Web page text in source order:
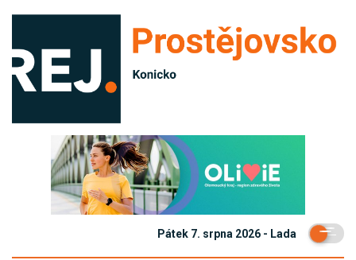
Pátek 7. srpna 2026 - Lada